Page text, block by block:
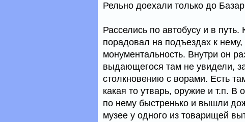
Рельно доехали только до
Расселись по автобусу и в
порадовал на подъездах к
монументальность. Внутри он
выдающегося там не увидели,
столкновению с ворами. Есть
какая то утварь, оружие и т.п.
по нему быстренько и вышли
музее у одного из товарищей